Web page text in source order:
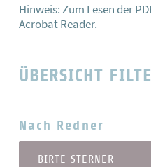
Hinweis: Zum Lesen der
Acrobat Reader.
ÜBERSICHT
Nach Redner
BIRTE STERNER